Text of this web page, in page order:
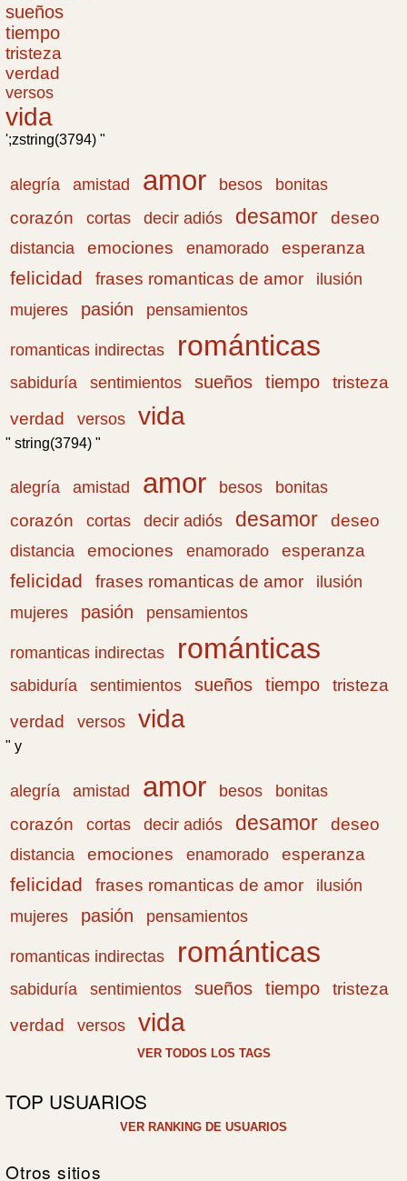
sueños
tiempo
tristeza
verdad
versos
vida
';zstring(3794) "
alegría amistad amor besos
bonitas
corazón
cortas decir adiós desamor deseo
distancia emociones enamorado esperanza
felicidad frases romanticas de amor
ilusión
mujeres
pasión pensamientos
romanticas indirectas románticas
sabiduría sentimientos sueños tiempo
tristeza
verdad
versos vida
" string(3794) "
alegría amistad amor besos
bonitas
corazón
cortas decir adiós desamor deseo
distancia emociones enamorado esperanza
felicidad frases romanticas de amor
ilusión
mujeres
pasión pensamientos
romanticas indirectas románticas
sabiduría sentimientos sueños tiempo
tristeza
verdad
versos vida
" y
alegría amistad amor besos
bonitas
corazón
cortas decir adiós desamor deseo
distancia emociones enamorado esperanza
felicidad frases romanticas de amor
ilusión
mujeres
pasión pensamientos
romanticas indirectas románticas
sabiduría sentimientos sueños tiempo
tristeza
verdad
versos vida
VER TODOS LOS TAGS
TOP USUARIOS
VER RANKING DE USUARIOS
Otros sitios